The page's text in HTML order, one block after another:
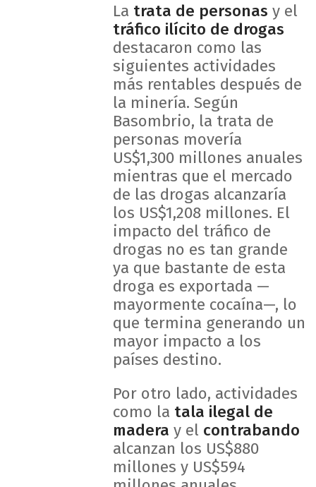
La trata de personas y el
tráfico ilícito de drogas
destacaron como las
siguientes actividades
más rentables después de
la minería. Según
Basombrio, la trata de
personas movería
US$1,300 millones anuales
mientras que el mercado
de las drogas alcanzaría
los US$1,208 millones. El
impacto del tráfico de
drogas no es tan grande
ya que bastante de esta
droga es exportada —
mayormente cocaína—, lo
que termina generando un
mayor impacto a los
países destino.
Por otro lado, actividades
como la tala ilegal de
madera y el contrabando
alcanzan los US$880
millones y US$594